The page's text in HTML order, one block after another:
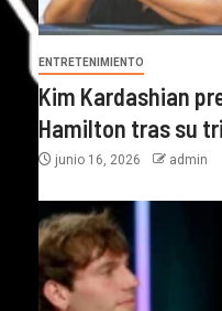
ENTRETENIMIENTO
Kim Kardashian
Hamilton tras su
junio 16, 2026 admin